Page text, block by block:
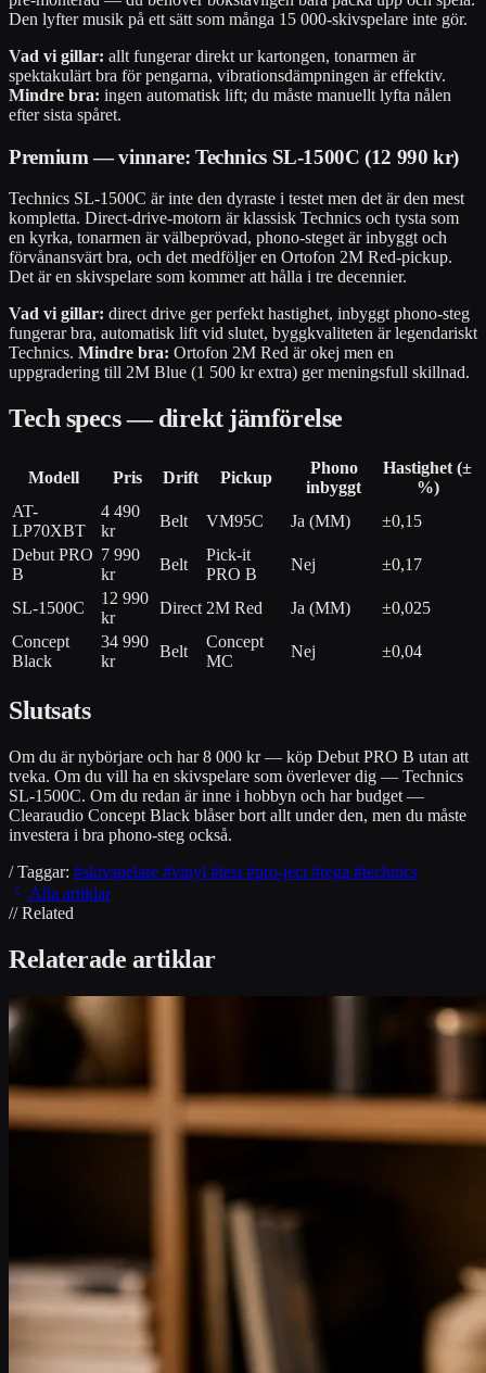
Den lyfter musik på ett sätt som många 15 000-skivspelare inte gör.
Vad vi gillar: allt fungerar direkt ur kartongen, tonarmen är
spektakulärt bra för pengarna, vibrationsdämpningen är effektiv.
Mindre bra: ingen automatisk lift; du måste manuellt lyfta nålen
efter sista spåret.
Premium — vinnare: Technics SL-1500C (12 990 kr)
Technics SL-1500C är inte den dyraste i testet men det är den mest
kompletta. Direct-drive-motorn är klassisk Technics och tysta som
en kyrka, tonarmen är välbeprövad, phono-steget är inbyggt och
förvånansvärt bra, och det medföljer en Ortofon 2M Red-pickup.
Det är en skivspelare som kommer att hålla i tre decennier.
Vad vi gillar: direct drive ger perfekt hastighet, inbyggt phono-steg
fungerar bra, automatisk lift vid slutet, byggkvaliteten är legendariskt
Technics. Mindre bra: Ortofon 2M Red är okej men en
uppgradering till 2M Blue (1 500 kr extra) ger meningsfull skillnad.
Tech specs — direkt jämförelse
Modell Pris Drift Pickup
Phono
inbyggt
Hastighet (±
%)
AT-
LP70XBT
4 490
kr
Belt VM95C Ja (MM)
±0,15
Debut PRO
B
7 990
kr
Belt
Pick-it
PRO B
Nej ±0,17
SL-1500C
12 990
kr
Direct 2M Red Ja (MM)
±0,025
Concept
Black
34 990
kr
Belt
Concept
MC
Nej ±0,04
Slutsats
Om du är nybörjare och har 8 000 kr — köp Debut PRO B utan att
tveka. Om du vill ha en skivspelare som överlever dig — Technics
SL-1500C. Om du redan är inne i hobbyn och har budget —
Clearaudio Concept Black blåser bort allt under den, men du måste
investera i bra phono-steg också.
/ Taggar: #skivspelare #vinyl #test #pro-ject #rega #technics
Alla artiklar
// Related
Relaterade artiklar